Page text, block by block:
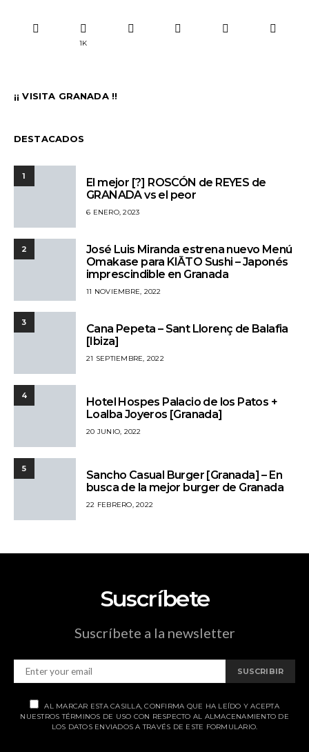
1K
¡¡ VISITA GRANADA !!
DESTACADOS
1
El mejor [?] ROSCÓN de REYES de
GRANADA vs el peor
6 ENERO, 2023
2
José Luis Miranda estrena nuevo Menú
Omakase para KIĀTO Sushi – Japonés
imprescindible en Granada
11 NOVIEMBRE, 2022
3
Cana Pepeta – Sant Llorenç de Balafia
[Ibiza]
21 SEPTIEMBRE, 2022
4
Hotel Hospes Palacio de los Patos +
Loalba Joyeros [Granada]
20 JUNIO, 2022
5
Sancho Casual Burger [Granada] – En
busca de la mejor burger de Granada
22 FEBRERO, 2022
Suscríbete
Suscríbete a la newsletter
SUSCRIBIR
AL MARCAR ESTA CASILLA, CONFIRMA QUE HA LEÍDO Y ACEPTA
NUESTROS TÉRMINOS DE USO CON RESPECTO AL ALMACENAMIENTO DE
LOS DATOS ENVIADOS A TRAVÉS DE ESTE FORMULARIO.